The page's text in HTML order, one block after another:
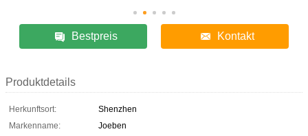
Bestpreis Kontakt
Produktdetails
Herkunftsort:
Shenzhen
Markenname:
Joeben